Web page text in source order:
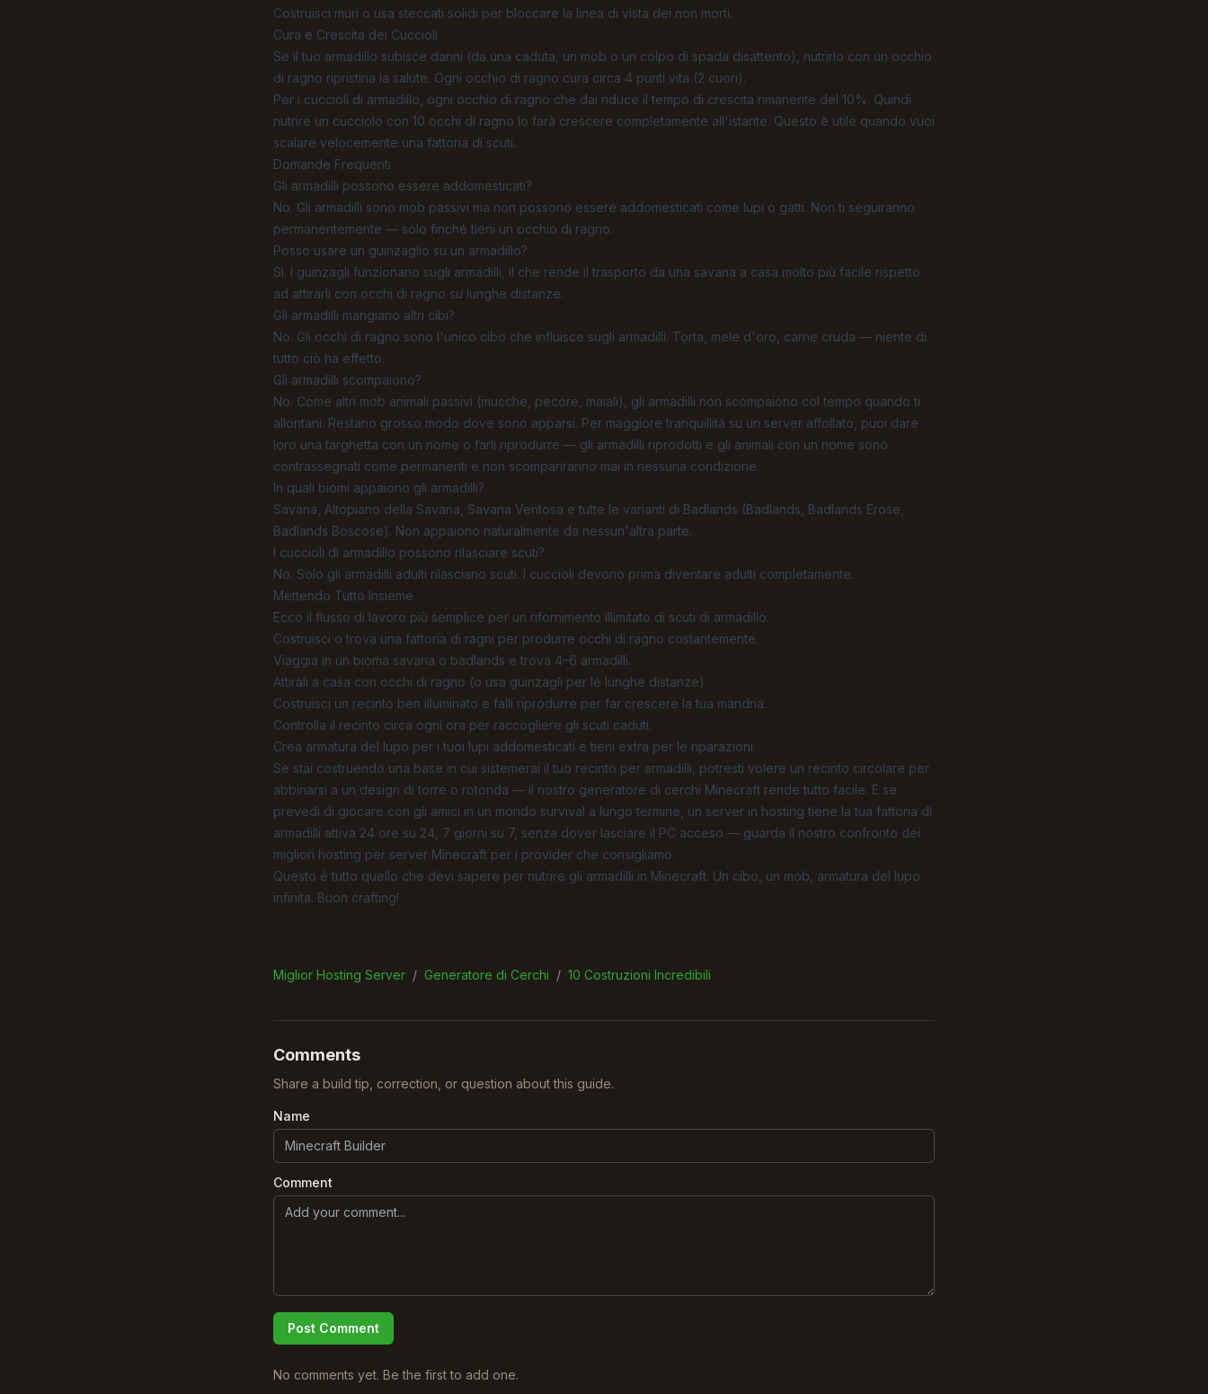
Costruisci muri o usa steccati solidi per bloccare la linea di vista dei non morti.
Cura e Crescita dei Cuccioli
Se il tuo armadillo subisce danni (da una caduta, un mob o un colpo di spada disattento), nutrirlo con un occhio
di ragno ripristina la salute. Ogni occhio di ragno cura circa 4 punti vita (2 cuori).
Per i cuccioli di armadillo, ogni occhio di ragno che dai riduce il tempo di crescita rimanente del 10%. Quindi
nutrire un cucciolo con 10 occhi di ragno lo farà crescere completamente all'istante. Questo è utile quando vuoi
scalare velocemente una fattoria di scuti.
Domande Frequenti
Gli armadilli possono essere addomesticati?
No. Gli armadilli sono mob passivi ma non possono essere addomesticati come lupi o gatti. Non ti seguiranno
permanentemente — solo finché tieni un occhio di ragno.
Posso usare un guinzaglio su un armadillo?
Sì. I guinzagli funzionano sugli armadilli, il che rende il trasporto da una savana a casa molto più facile rispetto
ad attirarli con occhi di ragno su lunghe distanze.
Gli armadilli mangiano altri cibi?
No. Gli occhi di ragno sono l'unico cibo che influisce sugli armadilli. Torta, mele d'oro, carne cruda — niente di
tutto ciò ha effetto.
Gli armadilli scompaiono?
No. Come altri mob animali passivi (mucche, pecore, maiali), gli armadilli non scompaiono col tempo quando ti
allontani. Restano grosso modo dove sono apparsi. Per maggiore tranquillità su un server affollato, puoi dare
loro una targhetta con un nome o farli riprodurre — gli armadilli riprodotti e gli animali con un nome sono
contrassegnati come permanenti e non scompariranno mai in nessuna condizione.
In quali biomi appaiono gli armadilli?
Savana, Altopiano della Savana, Savana Ventosa e tutte le varianti di Badlands (Badlands, Badlands Erose,
Badlands Boscose). Non appaiono naturalmente da nessun'altra parte.
I cuccioli di armadillo possono rilasciare scuti?
No. Solo gli armadilli adulti rilasciano scuti. I cuccioli devono prima diventare adulti completamente.
Mettendo Tutto Insieme
Ecco il flusso di lavoro più semplice per un rifornimento illimitato di scuti di armadillo:
Costruisci o trova una fattoria di ragni per produrre occhi di ragno costantemente.
Viaggia in un bioma savana o badlands e trova 4–6 armadilli.
Attirali a casa con occhi di ragno (o usa guinzagli per le lunghe distanze).
Costruisci un recinto ben illuminato e falli riprodurre per far crescere la tua mandria.
Controlla il recinto circa ogni ora per raccogliere gli scuti caduti.
Crea armatura del lupo per i tuoi lupi addomesticati e tieni extra per le riparazioni.
Se stai costruendo una base in cui sistemerai il tuo recinto per armadilli, potresti volere un recinto circolare per
abbinarsi a un design di torre o rotonda — il nostro generatore di cerchi Minecraft rende tutto facile. E se
prevedi di giocare con gli amici in un mondo survival a lungo termine, un server in hosting tiene la tua fattoria di
armadilli attiva 24 ore su 24, 7 giorni su 7, senza dover lasciare il PC acceso — guarda il nostro confronto dei
migliori hosting per server Minecraft per i provider che consigliamo.
Questo è tutto quello che devi sapere per nutrire gli armadilli in Minecraft. Un cibo, un mob, armatura del lupo
infinita. Buon crafting!
Miglior Hosting Server / Generatore di Cerchi / 10 Costruzioni Incredibili
Comments
Share a build tip, correction, or question about this guide.
Name
Comment
Post Comment
No comments yet. Be the first to add one.